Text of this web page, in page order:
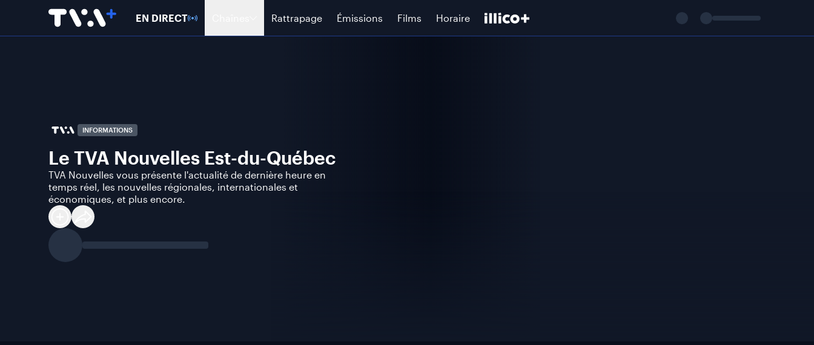
EN DIRECT Rattrapage Émissions Films Horaire
INFORMATIONS
Le TVA Nouvelles Est-du-Québec
TVA Nouvelles vous présente l'actualité de dernière heure en
temps réel, les nouvelles régionales, internationales et
économiques, et plus encore.